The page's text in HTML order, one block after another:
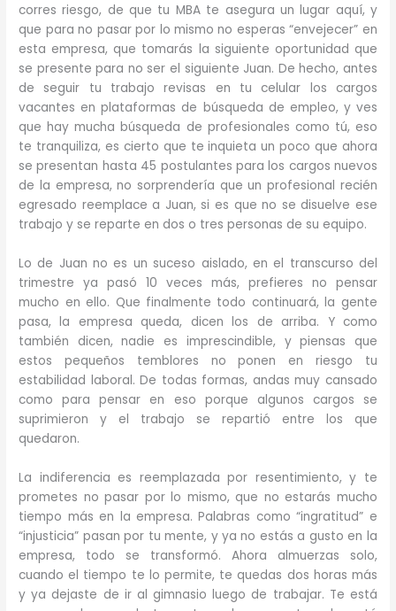
corres riesgo, de que tu MBA te asegura un lugar aquí, y
que para no pasar por lo mismo no esperas “envejecer” en
esta empresa, que tomarás la siguiente oportunidad que
se presente para no ser el siguiente Juan. De hecho, antes
de seguir tu trabajo revisas en tu celular los cargos
vacantes en plataformas de búsqueda de empleo, y ves
que hay mucha búsqueda de profesionales como tú, eso
te tranquiliza, es cierto que te inquieta un poco que ahora
se presentan hasta 45 postulantes para los cargos nuevos
de la empresa, no sorprendería que un profesional recién
egresado reemplace a Juan, si es que no se disuelve ese
trabajo y se reparte en dos o tres personas de su equipo.
Lo de Juan no es un suceso aislado, en el transcurso del
trimestre ya pasó 10 veces más, prefieres no pensar
mucho en ello. Que finalmente todo continuará, la gente
pasa, la empresa queda, dicen los de arriba. Y como
también dicen, nadie es imprescindible, y piensas que
estos pequeños temblores no ponen en riesgo tu
estabilidad laboral. De todas formas, andas muy cansado
como para pensar en eso porque algunos cargos se
suprimieron y el trabajo se repartió entre los que
quedaron.
La indiferencia es reemplazada por resentimiento, y te
prometes no pasar por lo mismo, que no estarás mucho
tiempo más en la empresa. Palabras como “ingratitud” e
“injusticia” pasan por tu mente, y ya no estás a gusto en la
empresa, todo se transformó. Ahora almuerzas solo,
cuando el tiempo te lo permite, te quedas dos horas más
y ya dejaste de ir al gimnasio luego de trabajar. Te está